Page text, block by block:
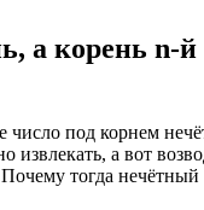
а корень n-й
число под корнем
извлекать, а вот
тогда нечётный